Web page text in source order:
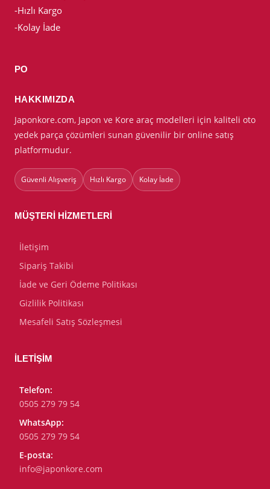
-Hızlı Kargo
-Kolay İade
PO
HAKKIMIZDA
Japonkore.com, Japon ve Kore araç modelleri için kaliteli oto
yedek parça çözümleri sunan güvenilir bir online satış
platformudur.
Güvenli Alışveriş Hızlı Kargo Kolay İade
MÜŞTERI HIZMETLERI
İletişim
Sipariş Takibi
İade ve Geri Ödeme Politikası
Gizlilik Politikası
Mesafeli Satış Sözleşmesi
İLETIŞIM
Telefon:
0505 279 79 54
WhatsApp:
0505 279 79 54
E-posta:
info@japonkore.com